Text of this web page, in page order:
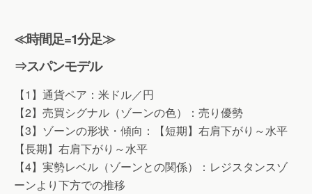
≪時間足=1分足≫
⇒スパンモデル
【1】通貨ペア：米ドル／円
【2】売買シグナル（ゾーンの色）：売り優勢
【3】ゾーンの形状・傾向：【短期】右肩下がり～水平
【長期】右肩下がり～水平
【4】実勢レベル（ゾーンとの関係）：レジスタンスゾ
ーンより下方での推移